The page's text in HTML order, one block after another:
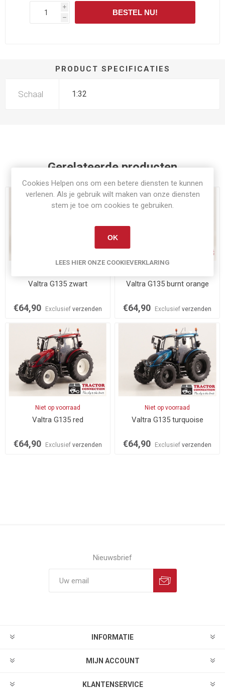
i
h
BESTEL NU!
PRODUCT SPECIFICATIES
Schaal 1:32
Gerelateerde producten
Valtra G135 zwart
€64,90 Exclusief verzenden
Valtra G135 burnt orange
€64,90 Exclusiefverzenden
Niet op voorraad
Valtra G135 red
€64,90 Exclusief verzenden
Niet op voorraad
Valtra G135 turquoise
€64,90 Exclusiefverzenden
Nieuwsbrief
INFORMATIE
MIJN ACCOUNT
KLANTENSERVICE
Cookies Helpen ons om een betere diensten te kunnen
verlenen. Als je gebruik wilt maken van onze diensten
stem je toe om cookies te gebruiken.
OK
LEES HIER ONZE COOKIEVERKLARING